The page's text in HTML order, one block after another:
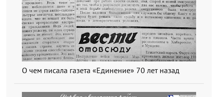
О чем писала газета «Единение» 70 лет назад